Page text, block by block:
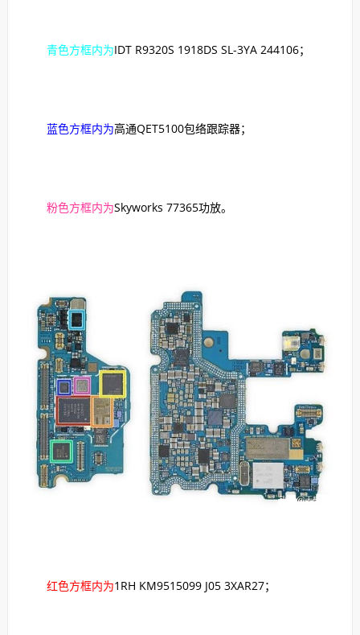
青色方框内为IDT R9320S 1918DS SL-3YA 244106；
蓝色方框内为高通QET5100包络跟踪器；
粉色方框内为Skyworks 77365功放。
红色方框内为1RH KM9515099 J05 3XAR27；